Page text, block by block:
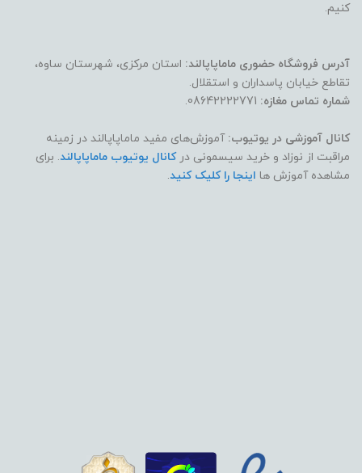
کنیم.
آدرس فروشگاه حضوری ماماپاپالند: استان مرکزی، شهرستان ساوه،
تقاطع خیابان پاسداران و استقلال.
شماره تماس مغازه:
کانال آموزشی در یوتیوب: آموزش‌های مفید ماماپاپالند در زمینه
مراقبت از نوزاد و خرید سیسمونی درکانال یوتیوب ماماپاپالند. برای
مشاهده آموزش ها اینجا را کلیک کنید.